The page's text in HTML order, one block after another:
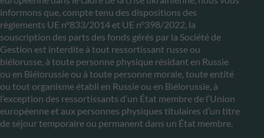
informons que, compte tenu des dispositions des
règlements UE n°833/2014 et UE n°398/2022, la
souscription des parts des fonds gérés par la Société de
Gestion est interdite à tout ressortissant russe ou
biélorusse, à toute personne physique résidant en Russie
ou en Biélorussie ou à toute personne morale, toute entité
ou tout organisme établi en Russie ou en Biélorussie, à
l’exception des ressortissants d’un État membre de l’Union
européenne et aux personnes physiques titulaires d’un titre
de séjour temporaire ou permanent dans un État membre.